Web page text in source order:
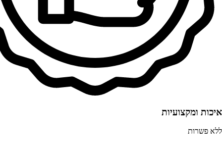
איכות ומקצועיות
ללא פשרות